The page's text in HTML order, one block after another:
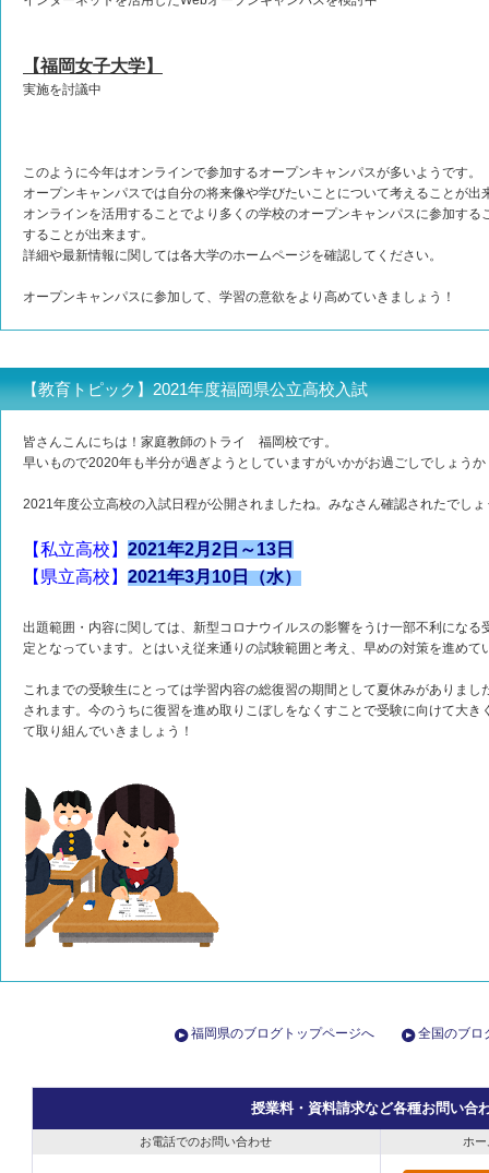
【福岡女子大学】
実施を討議中
このように今年はオンラインで参加するオープンキャンパスが多いようです。
オープンキャンパスでは自分の将来像や学びたいことについて考えることが出
オンラインを活用することでより多くの学校のオープンキャンパスに参加す
することが出来ます。
詳細や最新情報に関しては各大学のホームページを確認してください。
オープンキャンパスに参加して、学習の意欲をより高めていきましょう！
【教育トピック】2021年度福岡県公立高校入試
皆さんこんにちは！家庭教師のトライ 福岡校です。
早いもので2020年も半分が過ぎようとしていますがいかがお過ごしでしょうか
2021年度公立高校の入試日程が公開されましたね。みなさん確認されたでしょ
【私立高校】 2021年2月2日～13日
【県立高校】 2021年3月10日（水）
出題範囲・内容に関しては、新型コロナウイルスの影響をうけ一部不利にな
定となっています。とはいえ従来通りの試験範囲と考え、早めの対策を進めて
これまでの受験生にとっては学習内容の総復習の期間として夏休みがありま
されます。今のうちに復習を進め取りこぼしをなくすことで受験に向けて大
て取り組んでいきましょう！
福岡県のブログトップページへ 全国のブロ
授業料・資料請求など各種お問い合
お電話でのお問い合わせ ホ